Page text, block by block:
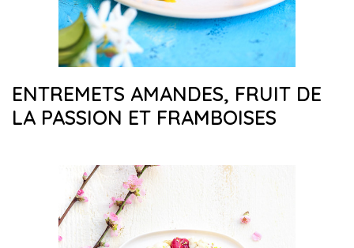
ENTREMETS AMANDES, FRUIT DE
LA PASSION ET FRAMBOISES